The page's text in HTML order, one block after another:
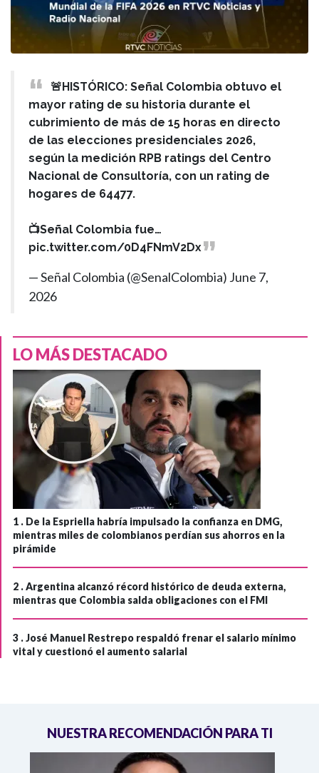
🚨HISTÓRICO: Señal Colombia obtuvo el
mayor rating de su historia durante el
cubrimiento de más de 15 horas en directo
de las elecciones presidenciales 2026,
según la medición RPB ratings del Centro
Nacional de Consultoría, con un rating de
hogares de 64477.
📺Señal Colombia fue…
pic.twitter.com/0D4FNmV2Dx
— Señal Colombia (@SenalColombia) June 7,
2026
LO MÁS DESTACADO
1 . De la Espriella habría impulsado la confianza en DMG,
mientras miles de colombianos perdían sus ahorros en la
pirámide
2 .Argentina alcanzó récord histórico de deuda externa,
mientras que Colombia salda obligaciones con el FMI
3 .José Manuel Restrepo respaldó frenar el salario mínimo
vital y cuestionó el aumento salarial
NUESTRA RECOMENDACIÓN PARA TI